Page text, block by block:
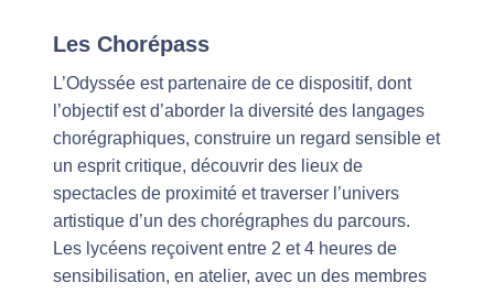
Les Chorépass
L’Odyssée est partenaire de ce dispositif, dont
l’objectif est d’aborder la diversité des langages
chorégraphiques, construire un regard sensible et
un esprit critique, découvrir des lieux de
spectacles de proximité et traverser l’univers
artistique d’un des chorégraphes du parcours.
Les lycéens reçoivent entre 2 et 4 heures de
sensibilisation, en atelier, avec un des membres